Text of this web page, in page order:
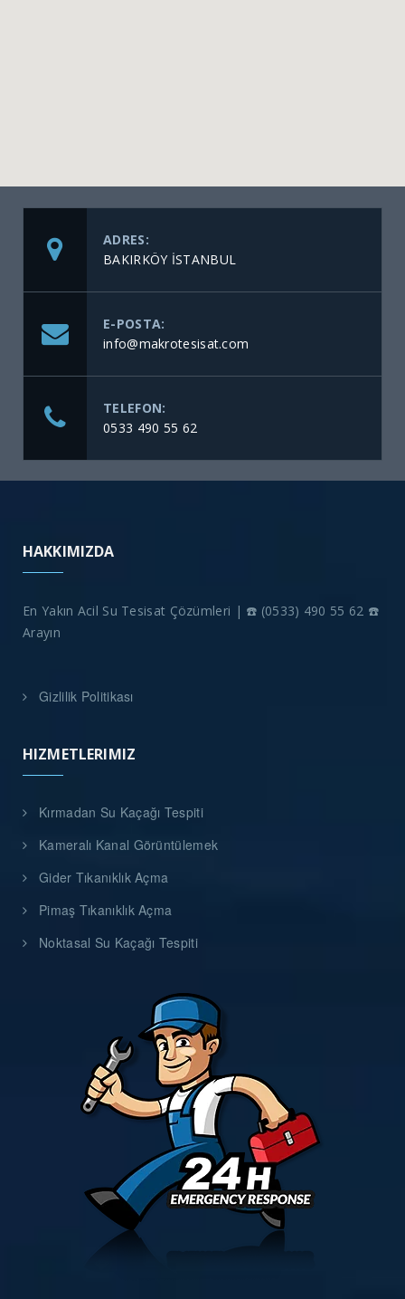
ADRES:
BAKIRKÖY İSTANBUL
E-POSTA:
info@makrotesisat.com
TELEFON:
0533 490 55 62
HAKKIMIZDA
En Yakın Acil Su Tesisat Çözümleri | ☎️ (0533) 490 55 62 ☎️
Arayın
Gizlilik Politikası
HIZMETLERIMIZ
Kırmadan Su Kaçağı Tespiti
Kameralı Kanal Görüntülemek
Gider Tıkanıklık Açma
Pimaş Tıkanıklık Açma
Noktasal Su Kaçağı Tespiti